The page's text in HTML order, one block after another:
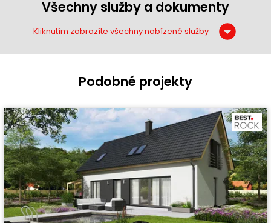
Všechny služby a dokumenty
Kliknutím zobrazíte všechny nabízené služby
Podobné projekty